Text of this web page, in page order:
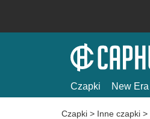
Czapki New Era
Czapki > Inne czapki >